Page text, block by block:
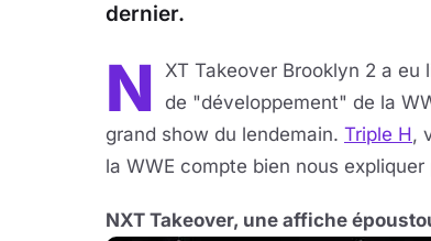
dernier.
N XT Takeover Brooklyn 2 a
de "développement" de la
grand show du lendemain. Triple H,
la WWE compte bien nous expliquer
NXT Takeover, une affiche